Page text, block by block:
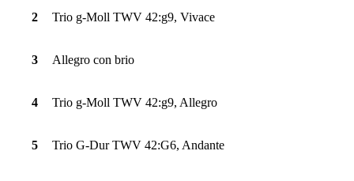
2 Trio g-Moll TWV 42:g9, Vivace
3 Allegro con brio
4 Trio g-Moll TWV 42:g9, Allegro
5 Trio G-Dur TWV 42:G6, Andante